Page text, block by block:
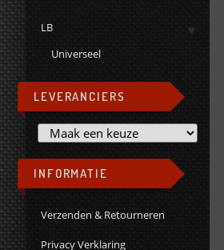
LB
Universeel
LEVERANCIERS
INFORMATIE
Verzenden & Retourneren
Privacy Verklaring